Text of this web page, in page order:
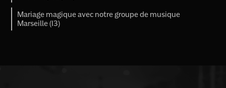
Mariage magique avec notre groupe de musique
Marseille (13)